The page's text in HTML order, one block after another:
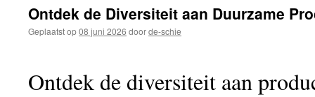
Ontdek de Diversiteit aan Duurzame
Geplaatst op08 juni 2026 doorde-schie
Ontdek de diversiteit aan